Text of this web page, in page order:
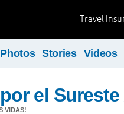
Travel
Photos Stories Videos
el
VIDAS!